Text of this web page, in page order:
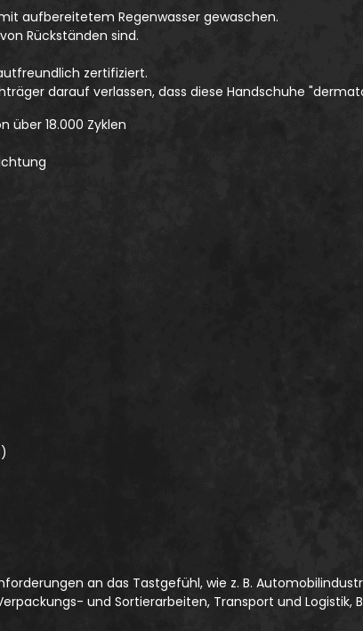
aufbereitetem Regenwasser gewaschen.
Rückständen sind.
zertifiziert.
darauf verlassen, dass diese Handschuhe
über 18.000 Zyklen
an das Tastgefühl, wie z. B.
und Sortierarbeiten, Transport und Logistik,